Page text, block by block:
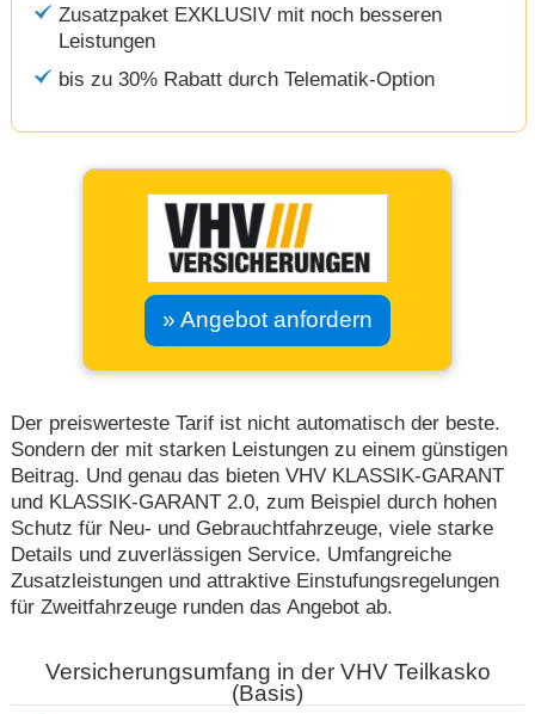
Zusatzpaket EXKLUSIV mit noch besseren
Leistungen
bis zu 30% Rabatt durch Telematik-Option
» Angebot anfordern
Der preiswerteste Tarif ist nicht automatisch der beste.
Sondern der mit starken Leistungen zu einem günstigen
Beitrag. Und genau das bieten VHV KLASSIK-GARANT
und KLASSIK-GARANT 2.0, zum Beispiel durch hohen
Schutz für Neu- und Gebrauchtfahrzeuge, viele starke
Details und zuverlässigen Service. Umfangreiche
Zusatzleistungen und attraktive Einstufungsregelungen
für Zweitfahrzeuge runden das Angebot ab.
Versicherungsumfang in der VHV Teilkasko
(Basis)